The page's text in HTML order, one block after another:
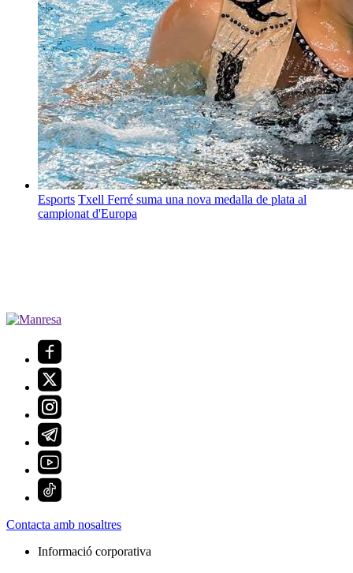
Esports Txell Ferré suma una nova medalla de plata al
campionat d'Europa
Contacta amb nosaltres
Informació corporativa